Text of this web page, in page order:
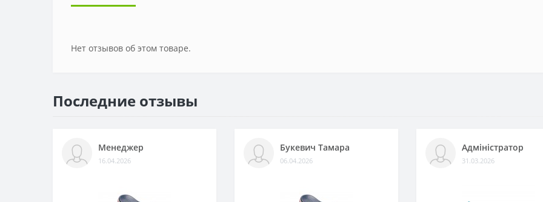
Нет отзывов об этом товаре.
Последние отзывы
Менеджер
16.04.2026
Букевич Тамара
06.04.2026
Адміністратор
31.03.2026